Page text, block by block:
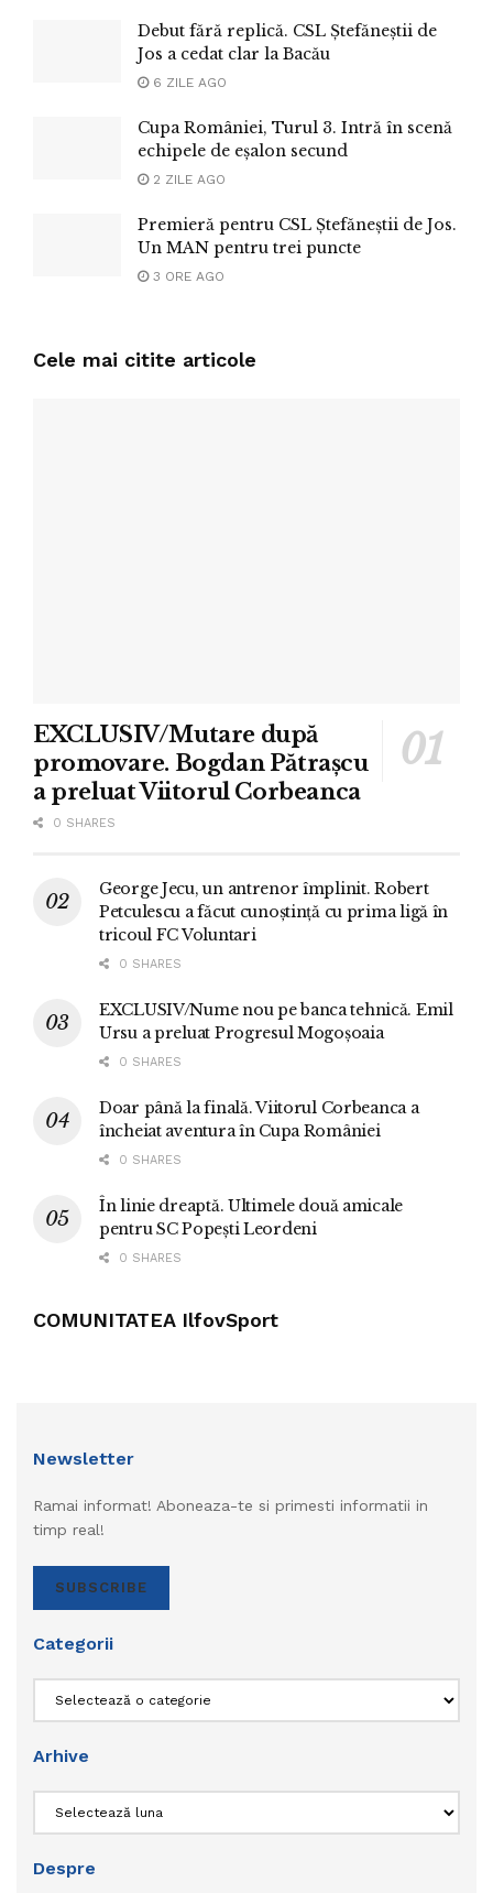
Debut fără replică. CSL Ștefăneștii de
Jos a cedat clar la Bacău
6 ZILE AGO
Cupa României, Turul 3. Intră în scenă
echipele de eșalon secund
2 ZILE AGO
Premieră pentru CSL Ștefăneștii de Jos.
Un MAN pentru trei puncte
3 ORE AGO
Cele mai citite articole
EXCLUSIV/Mutare după
promovare. Bogdan Pătrașcu
a preluat Viitorul Corbeanca
0 SHARES
George Jecu, un antrenor împlinit. Robert
Petculescu a făcut cunoștință cu prima ligă în
tricoul FC Voluntari
0 SHARES
EXCLUSIV/Nume nou pe banca tehnică. Emil
Ursu a preluat Progresul Mogoșoaia
0 SHARES
Doar până la finală. Viitorul Corbeanca a
încheiat aventura în Cupa României
0 SHARES
În linie dreaptă. Ultimele două amicale
pentru SC Popești Leordeni
0 SHARES
COMUNITATEA IlfovSport
Newsletter
Ramai informat! Aboneaza-te si primesti informatii in
timp real!
SUBSCRIBE
Categorii
Arhive
Despre